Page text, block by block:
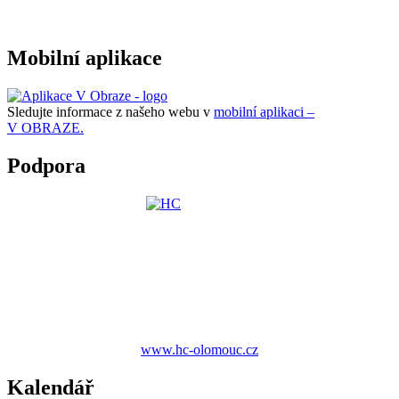
Mobilní aplikace
Sledujte informace z našeho webu v mobilní aplikaci –
V OBRAZE.
Podpora
www.hc-olomouc.cz
Kalendář